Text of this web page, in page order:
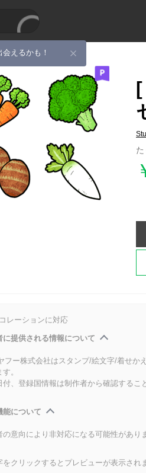
えるかも！
[
レーションに対応
に提供される情報について
フー株式会社はスタンプ/絵文字/着せか
。
付、登録国情報は制作者から確認する
能について
の意向により非対応になる可能性があり
をクリックするとプレビューが表示され